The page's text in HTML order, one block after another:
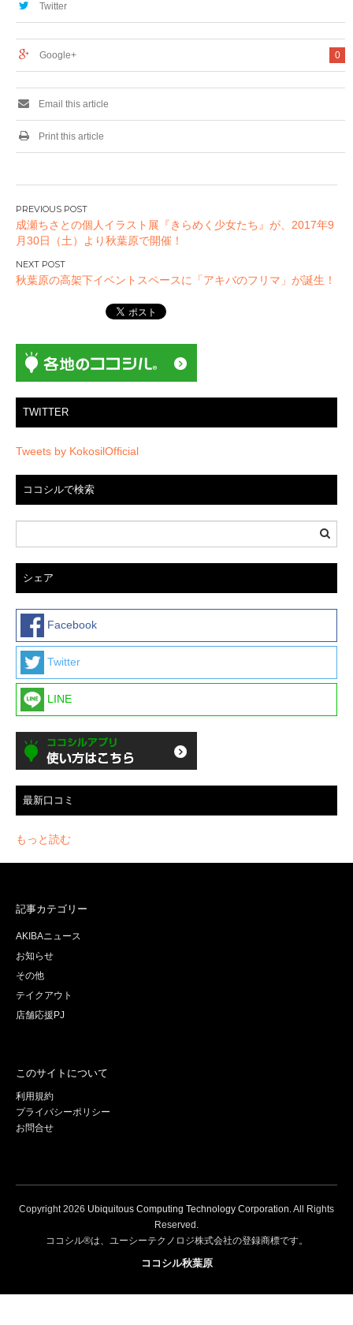
Twitter
0
Google+
Email this article
Print this article
投
稿
ナ
ビ
ゲ
ョ
ン
成瀬ちさとの個人イラスト展『きらめく少女たち』が、2017年9
月30日（土）より秋葉原で開催！
秋葉原の高架下イベントスペースに「アキバのフリマ」が誕生！
TWITTER
Tweets by KokosilOfficial
ココシルで検索
シェア
Facebook
Twitter
LINE
最新口コミ
もっと読む
記事カテゴリー
AKIBAニュース
お知らせ
その他
テイクアウト
店舗応援PJ
このサイトについて
利用規約
プライバシーポリシー
お問合せ
Copyright2026 Ubiquitous Computing Technology Corporation. All Rights
Reserved.
ココシル®は、ユーシーテクノロジ株式会社の登録商標です。
ココシル秋葉原